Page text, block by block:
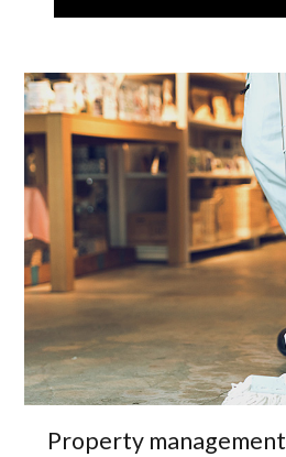
Property management